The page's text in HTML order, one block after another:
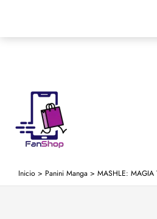
Inicio > Panini Manga > MASHLE: